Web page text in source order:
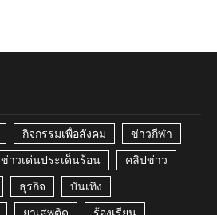
กิจกรรมเพื่อสังคม ข่าวกีฬา
ข่าวเด่นประเด็นร้อน คลิปข่าว
ธุรกิจ บันเทิง